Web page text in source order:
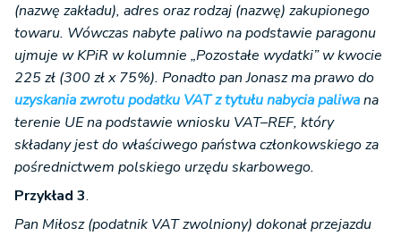
(nazwę zakładu), adres oraz rodzaj (nazwę) zakupionego
towaru. Wówczas nabyte paliwo na podstawie paragonu
ujmuje w KPiR w kolumnie „Pozostałe wydatki” w kwocie
225 zł (300 zł x 75%). Ponadto pan Jonasz ma prawo do
uzyskania zwrotu podatku VAT z tytułu nabycia paliwana
terenie UE na podstawie wniosku VAT–REF, który
składany jest do właściwego państwa członkowskiego za
pośrednictwem polskiego urzędu skarbowego.
Przykład 3.
Pan Miłosz (podatnik VAT zwolniony) dokonał przejazdu